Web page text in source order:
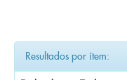
Resultados por ítem: